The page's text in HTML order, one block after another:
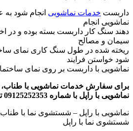
داربست خدمات نماشویی انجام شود به
نماشویی انجام
دهند سنگ کار داربست بسته بوده و در
سیمان و مصالح
ریخته شده در طول سنگ کاری نمای
شود خواستن فرایند
نماشویی با داربست بر روی نمای
برای سفارش خدمات نماشویی با طناب،
نماشویی با راپل با شماره 09125252353 تماس حاصل فرمایید .
نماشویی با راپل – شستشوی نما با
شستشوی نما با راپل